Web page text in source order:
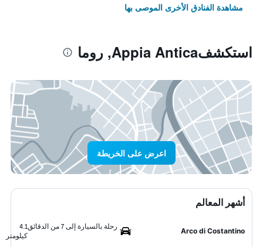
مشاهدة الفنادق الأخرى الموصى بها
استكشفAppia Antica, روما
اعرض على الخريطة
أشهر المعالم
Arco di Costantino
رحلة بالسيارة إلى 7 من الدقائق
4.1
كيلومتر